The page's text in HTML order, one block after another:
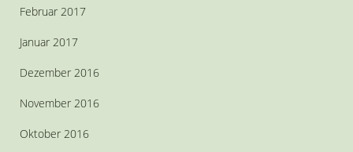
Februar 2017
Januar 2017
Dezember 2016
November 2016
Oktober 2016